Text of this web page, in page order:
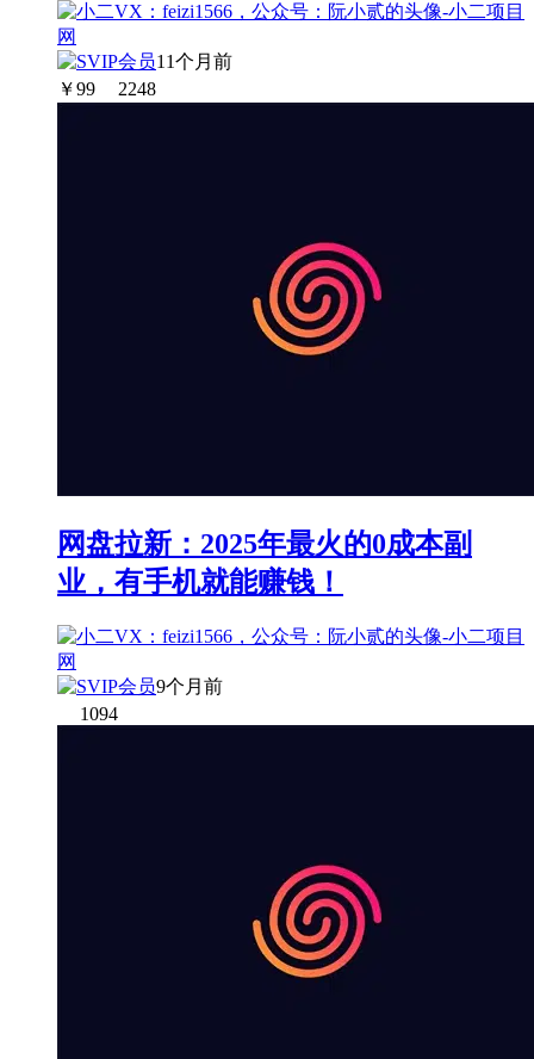
11个月前
￥99 2248
网盘拉新：2025年最火的0成本副
业，有手机就能赚钱！
9个月前
1094